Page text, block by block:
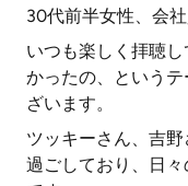
30代前半女性、会社
いつも楽しく拝聴
かったの、という
ざいます。
ツッキーさん、吉
過ごしており、日